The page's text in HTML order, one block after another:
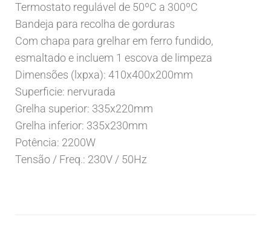
Termostato regulável de 50ºC a 300ºC
Bandeja para recolha de gorduras
Com chapa para grelhar em ferro fundido,
esmaltado e incluem 1 escova de limpeza
Dimensões (lxpxa): 410x400x200mm
Superficie: nervurada
Grelha superior: 335x220mm
Grelha inferior: 335x230mm
Potência: 2200W
Tensão / Freq.: 230V / 50Hz